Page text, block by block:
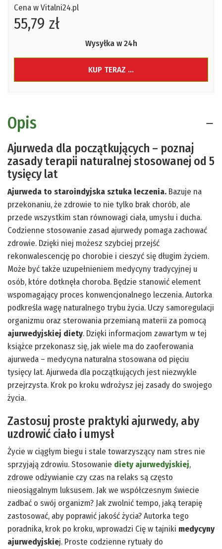
Cena w Vitalni24.pl
55,79 zł
Wysyłka w 24h
KUP TERAZ ...
Opis
Ajurweda dla początkujących – poznaj
zasady terapii naturalnej stosowanej od 5
tysięcy lat
Ajurweda to staroindyjska sztuka leczenia. Bazuje na
przekonaniu, że zdrowie to nie tylko brak chorób, ale
przede wszystkim stan równowagi ciała, umysłu i ducha.
Codzienne stosowanie zasad ajurwedy pomaga zachować
zdrowie. Dzięki niej możesz szybciej przejść
rekonwalescencję po chorobie i cieszyć się długim życiem.
Może być także uzupełnieniem medycyny tradycyjnej u
osób, które dotknęła choroba. Będzie stanowić element
wspomagający proces konwencjonalnego leczenia. Autorka
podkreśla wagę naturalnego trybu życia. Uczy samoregulacji
organizmu oraz sterowania przemianą materii za pomocą
ajurwedyjskiej diety. Dzięki informacjom zawartym w tej
książce przekonasz się, jak wiele ma do zaoferowania
ajurweda – medycyna naturalna stosowana od pięciu
tysięcy lat. Ajurweda dla początkujących jest niezwykle
przejrzysta. Krok po kroku wdrożysz jej zasady do swojego
życia.
Zastosuj proste praktyki ajurwedy, aby
uzdrowić ciało i umysł
Życie w ciągłym biegu i stale towarzyszący nam stres nie
sprzyjają zdrowiu. Stosowanie diety ajurwedyjskiej,
zdrowe odżywianie czy czas na relaks są często
nieosiągalnym luksusem. Jak we współczesnym świecie
zadbać o swój organizm? Jak zwolnić tempo, jaką terapię
zastosować, aby poprawić jakość życia? Autorka tego
poradnika, krok po kroku, wprowadzi Cię w tajniki medycyny
ajurwedyjskiej. Proste codzienne rytuały do